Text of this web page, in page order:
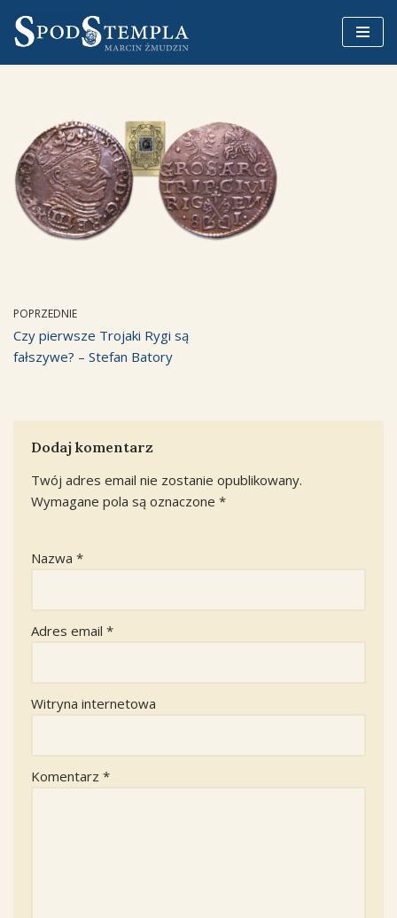
Przejdź
do
POPRZEDNIE
Czy pierwsze Trojaki Rygi są
fałszywe? – Stefan Batory
Dodaj komentarz
Twój adres email nie zostanie opublikowany.
Wymagane pola są oznaczone *
Nazwa *
Adres email *
Witryna internetowa
Komentarz *